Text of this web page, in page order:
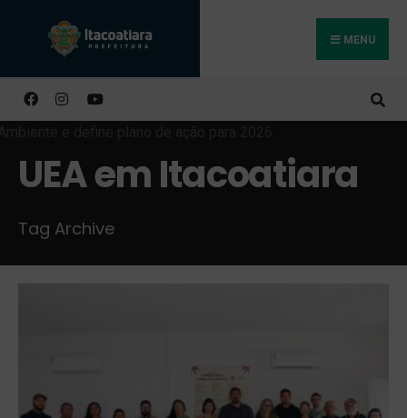
MENU
UEA em Itacoatiara
Tag Archive
Buscar